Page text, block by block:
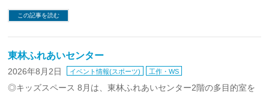
この記事を読む
東林ふれあいセンター
2026年8月2日 イベント情報(スポーツ) 工作・WS
◎キッズスペース 8月は、東林ふれあいセンター2階の多目的室を